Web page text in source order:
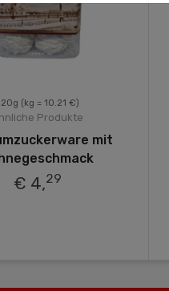
(kg = 10.21 €)
Produkte
mit
€ 4,29